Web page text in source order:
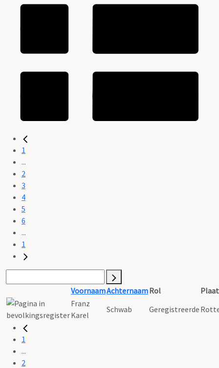
1
...
2
3
4
5
6
...
1
VoornaamAchternaamRol
Franz
Karel
Schwab Geregistreerde
1
...
2